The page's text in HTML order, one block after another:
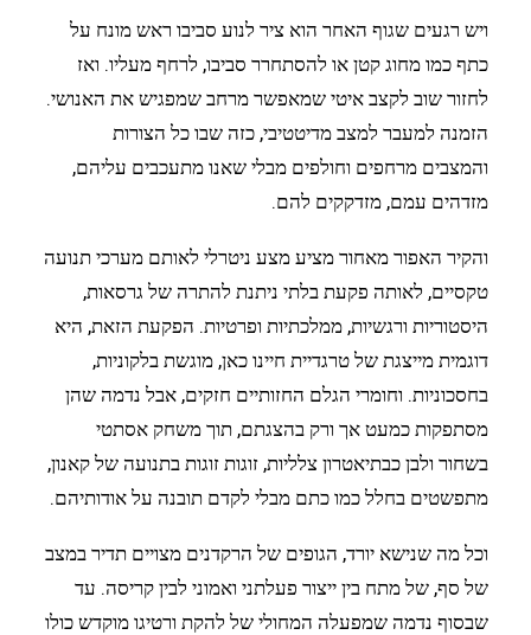
ויש רגעים שגוף האחר הוא ציר לנוע סביבו ראש מונח על
כתף כמו מחוג קטן או להסתחרר סביבו, לרחף מעליו. ואז
לחזור שוב לקצב איטי שמאפשר מרחב שמפגיש את האנושי.
הזמנה למעבר למצב מדיטטיבי, כזה שבו כל הצורות
והמצבים מרחפים וחולפים מבלי שאנו מתעכבים עליהם,
מזדהים עמם, מזדקקים להם.
והקיר האפור מאחור מציע מצע ניטרלי לאותם מערכי תנועה
טקסיים, לאותה פקעת בלתי ניתנת להתרה של גרסאות,
היסטוריות ורגשיות, ממלכתיות ופרטיות. הפקעת הזאת, היא
דוגמית מייצגת של טרגדיית חיינו כאן, מוגשת בלקוניות,
בחסכוניות. וחומרי הגלם החזותיים חזקים, אבל נדמה שהן
מסתפקות כמעט אך ורק בהצגתם, תוך משחק אסתטי
בשחור ולבן כבתיאטרון צלליות, זוגות זוגות בתנועה של קאנון,
מתפשטים בחלל כמו כתם מבלי לקדם תובנה על אודותיהם.
וכל מה שנישא יורד, הגופים של הרקדנים מצויים תדיר במצב
של סף, של מתח בין ייצור פעלתני ואמוני לבין קריסה. עד
שבסוף נדמה שמפעלה המחולי של להקת ורטיגו מוקדש כולו